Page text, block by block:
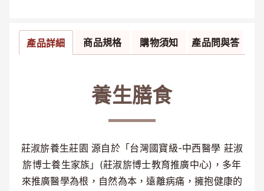
產品詳細 商品規格 購物須知 產品問與答
養生膳食
莊淑旂養生莊園 源自於「台灣國寶級-中西醫學 莊淑
旂博士養生家族」(莊淑旂博士教育推廣中心)，多年
來推廣醫學為根，自然為本，遠離病痛，擁抱健康的